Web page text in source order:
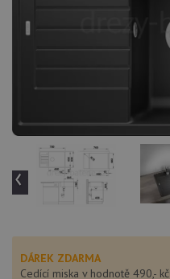
‹
DÁREK ZDARMA
Cedící miska v hodnotě 490,- kč